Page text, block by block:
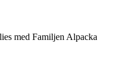
med Familjen Alpacka